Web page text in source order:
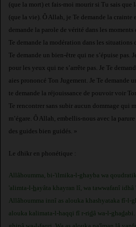
(que la mort) et fais-moi mourir si Tu sais que
(que la vie). Ô Allah, je Te demande la crainte
demande la parole de vérité dans les
Te demande la modération dans les situations
Te demande un bien-être qui ne s’épuise pas.
pour les yeux qui ne s’arrête pas. Je Te
aies prononcé Ton Jugement. Je Te demande
te demande la réjouissance de pouvoir voir
Te rencontrer sans subir aucun dommage qui
m’égare. Ô Allah, embellis-nous avec la
des guides bien guidés. »
Le dhikr en phonétique :
Allâhoumma, bi-'ilmika-l-ghayba wa
'alimta-l-hayâta khayran lî, wa tawwafanî
Allâhoumma innî as alouka khashyataka fî-l-
alouka kalimata-l-haqqi fî r-ridâ wa-l-ghad